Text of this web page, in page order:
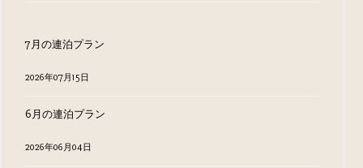
7月の連泊プラン
2026年07月15日
6月の連泊プラン
2026年06月04日